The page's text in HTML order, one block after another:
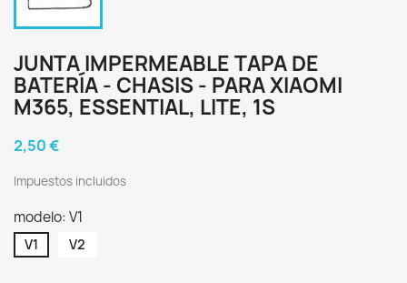
JUNTA IMPERMEABLE TAPA DE
BATERÍA - CHASIS - PARA XIAOMI
M365, ESSENTIAL, LITE, 1S
2,50 €
Impuestos incluidos
modelo: V1
V1 V2